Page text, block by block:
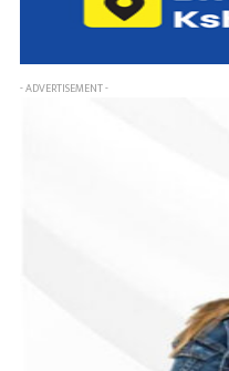
- ADVERTISEMENT -